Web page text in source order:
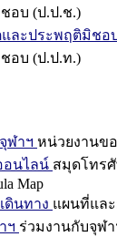
อบ (ป.ป.ช.)
และประพฤติมิชอ
อบ (ป.ป.ท.)
ฬาฯ หน่วยงานข
อนไลน์ สมุดโทร
Map
ดินทาง แผนที่และ
ฯ ร่วมงานกับจุฬา